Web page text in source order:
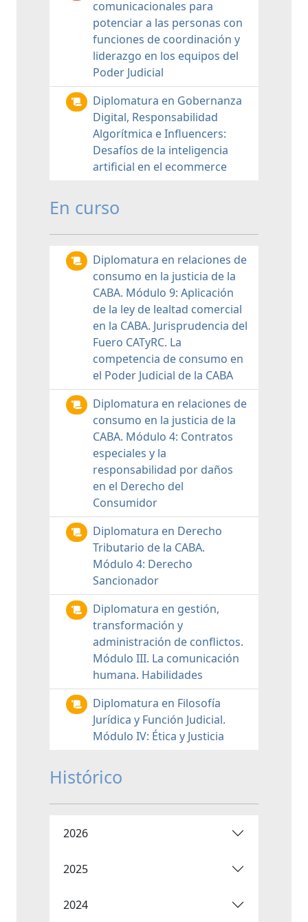
comunicacionales para
potenciar a las personas con
funciones de coordinación y
liderazgo en los equipos del
Poder Judicial
Diplomatura en Gobernanza
Digital, Responsabilidad
Algorítmica e Influencers:
Desafíos de la inteligencia
artificial en el ecommerce
En curso
Diplomatura en relaciones de
consumo en la justicia de la
CABA. Módulo 9: Aplicación
de la ley de lealtad comercial
en la CABA. Jurisprudencia del
Fuero CATyRC. La
competencia de consumo en
el Poder Judicial de la CABA
Diplomatura en relaciones de
consumo en la justicia de la
CABA. Módulo 4: Contratos
especiales y la
responsabilidad por daños
en el Derecho del
Consumidor
Diplomatura en Derecho
Tributario de la CABA.
Módulo 4: Derecho
Sancionador
Diplomatura en gestión,
transformación y
administración de conflictos.
Módulo III. La comunicación
humana. Habilidades
Diplomatura en Filosofía
Jurídica y Función Judicial.
Módulo IV: Ética y Justicia
Histórico
2026
2025
2024